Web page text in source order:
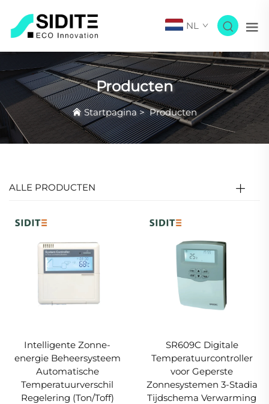
NL
Producten
Startpagina>Producten
ALLE PRODUCTEN
Intelligente Zonne-
energie Beheersysteem
Automatische
Temperatuurverschil
Regelering (Ton/Toff)
SR609C Digitale
Temperatuurcontroller
voor Geperste
Zonnesystemen 3-Stadia
Tijdschema Verwarming